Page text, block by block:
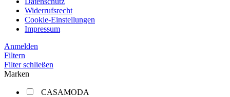
Widerrufsrecht
Cookie-Einstellungen
Impressum
Anmelden
Filtern
Filter schließen
Marken
CASAMODA